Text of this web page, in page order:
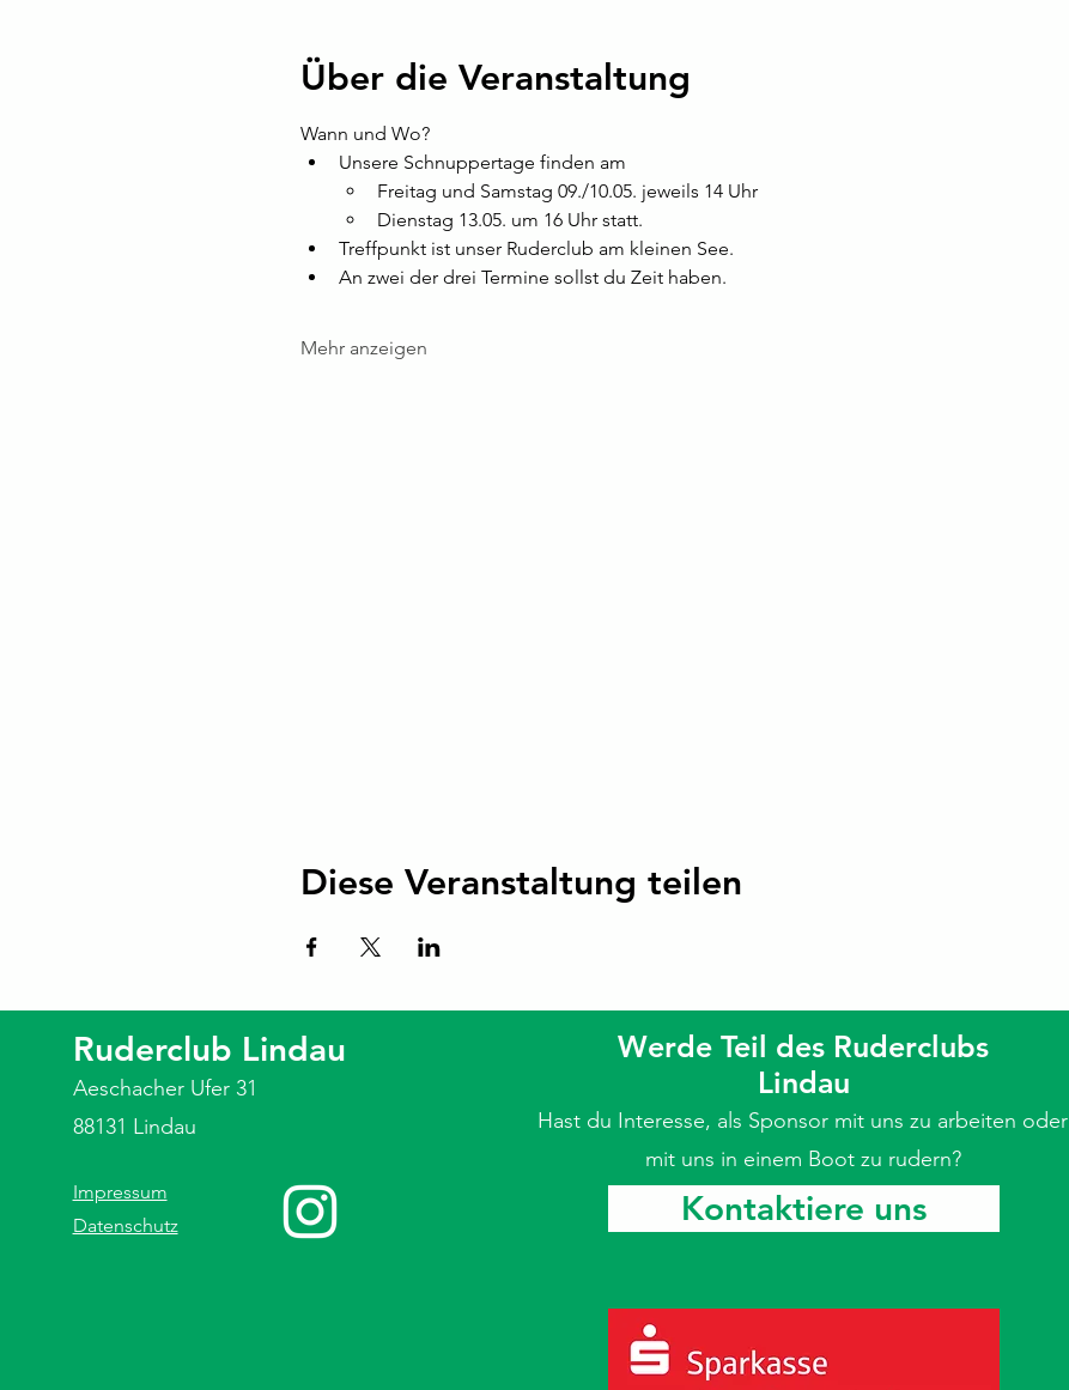
Über die Veranstaltung
Wann und Wo?
Unsere Schnuppertage finden am
Freitag und Samstag 09./10.05. jeweils 14 Uhr
Dienstag 13.05. um 16 Uhr statt.
Treffpunkt ist unser Ruderclub am kleinen See.
An zwei der drei Termine sollst du Zeit haben.
Mehr anzeigen
Diese Veranstaltung teilen
Ruderclub Lindau
Aeschacher Ufer 31
88131 Lindau
Impressum
Datenschutz
Werde Teil des Ruderclubs
Lindau
Hast du Interesse, als Sponsor mit uns zu arbeiten oder
mit uns in einem Boot zu rudern?
Kontaktiere uns